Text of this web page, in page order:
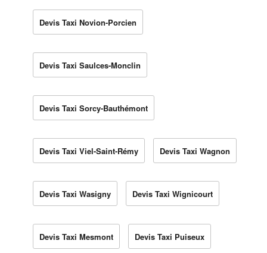
Devis Taxi Novion-Porcien
Devis Taxi Saulces-Monclin
Devis Taxi Sorcy-Bauthémont
Devis Taxi Viel-Saint-Rémy Devis Taxi Wagnon
Devis Taxi Wasigny Devis Taxi Wignicourt
Devis Taxi Mesmont Devis Taxi Puiseux